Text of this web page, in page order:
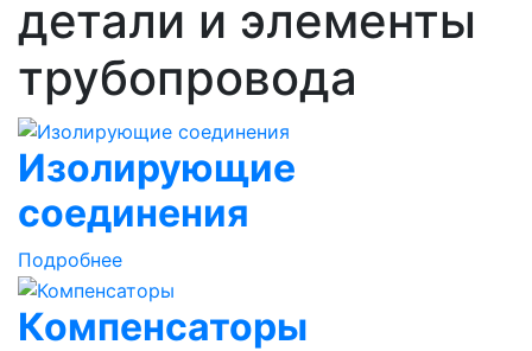
детали и элементы
трубопровода
Изолирующие
соединения
Подробнее
Компенсаторы